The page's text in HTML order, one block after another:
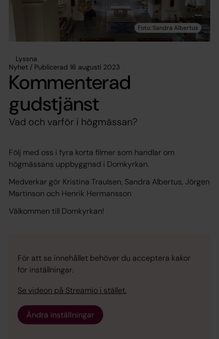
Lyssna
Nyhet / Publicerad 16 augusti 2023
Kommenterad
gudstjänst
Vad och varför i högmässan?
Följ med oss i fyra korta filmer som handlar om
högmässans uppbyggnad i Domkyrkan.
Medverkar gör Kristina Traulsen, Sandra Albertus, Jörgen
Martinson och Henrik Hermansson
Välkommen till Domkyrkan!
För att se innehållet behöver du acceptera kakor
för inställningar.
Se videon på Streamio i stället.
Ändra inställningar